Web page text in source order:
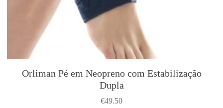
Orliman Pé em Neopreno com Estabilização
Dupla
€49.50